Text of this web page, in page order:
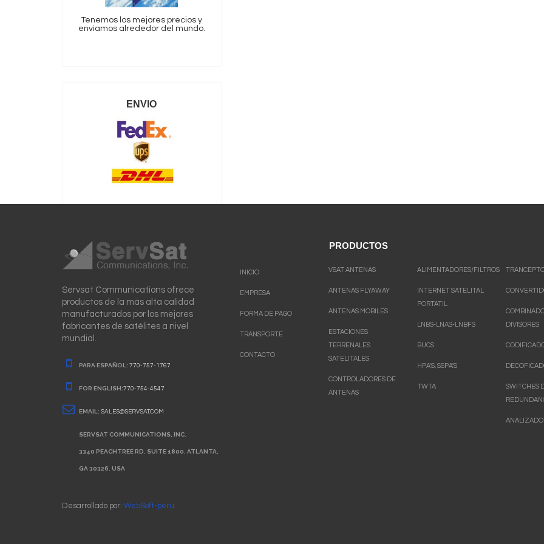
Tenemos los mejores precios y
enviamos alrededor del mundo.
ENVIO
Servsat Communications ofrece
productos de la más alta calidad
manufacturados por los mejores
fabricantes de satélites a nivel
mundial.
PARA ESPAÑOL: 770-757-1767
FOR ENGLISH:770-754-4547
EMAIL: SALES@SERVSAT.COM
SERVSAT COMMUNICATIONS, INC.
3340 PEACHTREE RD. SUITE 1800. ATLANTA,
GA 30326. USA
INICIO
EMPRESA
FORMA DE PAGO
TRANSPORTE
CONTACTO
PRODUCTOS
VSAT ANTENAS
ANTENAS FLYAWAY
ANTENAS MOBILES
ESTACIONES
TERRENALES
SATELITALES
CONTROLADORES DE
ANTENAS
ALIMENTADORES/FILTROS
INTERNET SATELITAL
PORTATIL
LNBS-LNAS-LNBFS
BUCS
HPA'S, SSPA'S
TWTA
DIVISORES
SWITCHES
Desarrollado por: WebSoft-peru